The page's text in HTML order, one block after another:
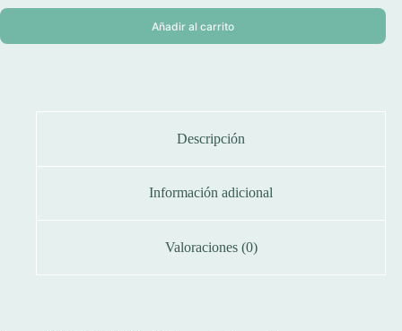
Añadir al carrito
Descripción
Información adicional
Valoraciones (0)